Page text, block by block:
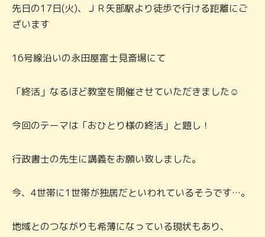
先日の17日(火)、ＪＲ矢部駅より徒歩で行ける距離にご
ざいます
16号線沿いの永田屋富士見斎場にて
「終活」なるほど教室を開催させていただきました☺
今回のテーマは「おひとり様の終活」と題し！
行政書士の先生に講義をお願い致しました。
今、4世帯に1世帯が独居だといわれているそうです…。
地域とのつながりも希薄になっている現状もあり、